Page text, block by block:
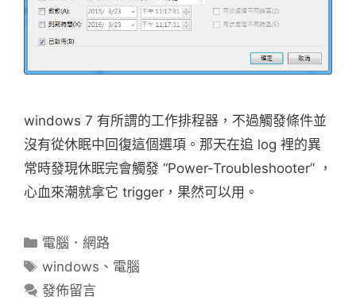
windows 7 有所謂的工作排程器，不過觸發條件並
沒有從休眠中回復這個選項。那天在追 log 裡的異
常時發現休眠完會觸發 “Power-Troubleshooter” ，
心血來潮就拿它 trigger，果然可以用。
分
類
電腦．網路
標
籤
windows 、 電腦
發佈留言